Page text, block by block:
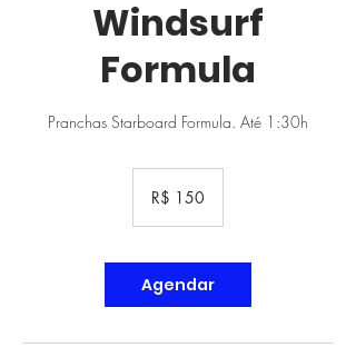
Windsurf
Formula
Pranchas Starboard Formula. Até 1:30h
brasileiros
R$ 150
Agendar